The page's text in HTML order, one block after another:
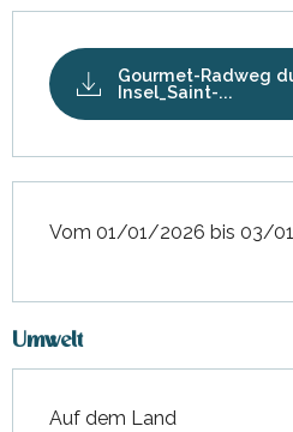
Gourmet-Radweg
Insel_Saint-...
Vom 01/01/2026 bis 03/
Umwelt
Auf dem Land